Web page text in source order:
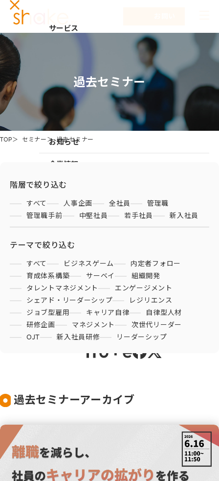
サービス
キャリア自律
研修
仕組み作り
新入社員研修
組織づくり
育成体系構築
シェイクの強み
セミナー
コラム
お知らせ
企業情報
企業情報TOP
企業情報
代表メッセージ
メンバーのご紹介
健康経営の取り組み
プライバシーポリシー
情報セキュリティポリシー
利用規約
採用情報
資料ダウンロード
お問い合わせ
お電話でのお問い合わせ
03-5213-6888
過去セミナー
TOP セミナー 過去セミナー
階層で絞り込む
すべて 人事企画 全社員
管理職
管理職手前
中堅社員 若手社員 新入社員
テーマで絞り込む
すべて ビジネスゲーム
内定者フォロー
育成体系構築
サーベイ
組織開発
タレントマネジメント
エンゲージメント
シェアド・リーダーシップ
レジリエンス
ジョブ型雇用
キャリア自律
自律型人材
研修企画
マネジメント
次世代リーダー
OJT
新入社員研修 リーダーシップ
過去セミナーアーカイブ